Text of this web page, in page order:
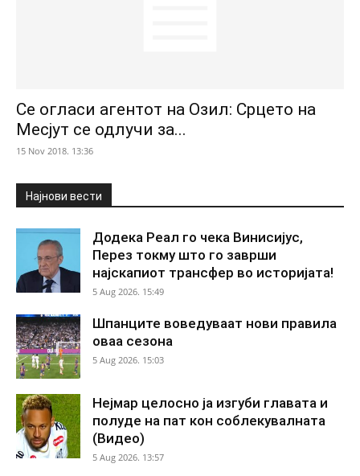
Се огласи агентот на Озил: Срцето на
Месјут се одлучи за...
15 Nov 2018. 13:36
Најнови вести
Додека Реал го чека Винисијус,
Перез токму што го заврши
најскапиот трансфер во историјата!
5 Aug 2026. 15:49
Шпанците воведуваат нови правила
оваа сезона
5 Aug 2026. 15:03
Нејмар целосно ја изгуби главата и
полуде на пат кон соблекувалната
(Видео)
5 Aug 2026. 13:57